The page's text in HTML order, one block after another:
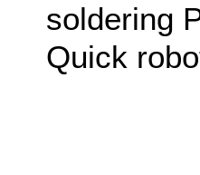
soldering
Quick